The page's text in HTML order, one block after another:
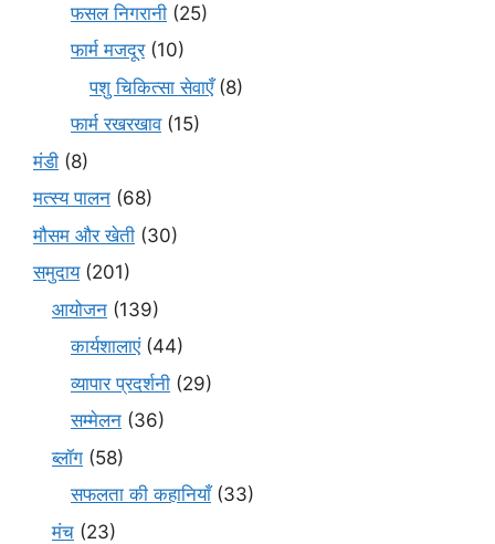
फसल निगरानी (25)
फार्म मजदूर(10)
पशु चिकित्सा सेवाएँ(8)
फार्म रखरखाव(15)
मंडी (8)
मत्स्य पालन (68)
मौसम और खेती (30)
समुदाय(201)
आयोजन (139)
कार्यशालाएं(44)
व्यापार प्रदर्शनी (29)
सम्मेलन (36)
ब्लॉग (58)
सफलता की कहानियाँ(33)
मंच (23)